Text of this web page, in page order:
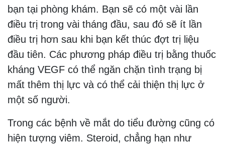
bạn tại phòng khám. Bạn sẽ có một vài lần
điều trị trong vài tháng đầu, sau đó sẽ ít lần
điều trị hơn sau khi bạn kết thúc đợt trị liệu
đầu tiên. Các phương pháp điều trị bằng thuốc
kháng VEGF có thể ngăn chặn tình trạng bị
mất thêm thị lực và có thể cải thiện thị lực ở
một số người.
Trong các bệnh về mắt do tiểu đường cũng có
hiện tượng viêm. Steroid, chẳng hạn như